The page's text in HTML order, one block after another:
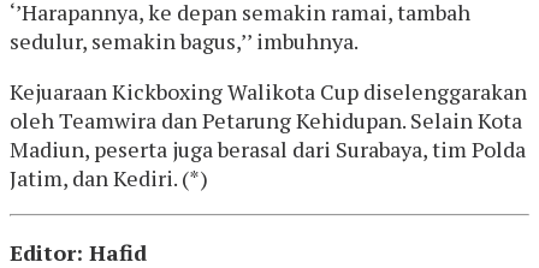
‘’Harapannya, ke depan semakin ramai, tambah
sedulur, semakin bagus,’’ imbuhnya.
Kejuaraan Kickboxing Walikota Cup diselenggarakan
oleh Teamwira dan Petarung Kehidupan. Selain Kota
Madiun, peserta juga berasal dari Surabaya, tim Polda
Jatim, dan Kediri. (*)
Editor: Hafid